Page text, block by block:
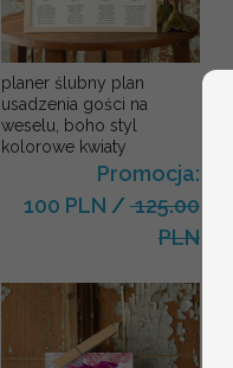
planer ślubny plan
usadzenia gości na
weselu, boho styl
kolorowe kwiaty
Promocja:
100 PLN /125.00
PLN